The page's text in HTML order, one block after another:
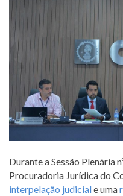
Contas
Durante a Sessão Plenária
Procuradoria Jurídica do
interpelação judiciale uma